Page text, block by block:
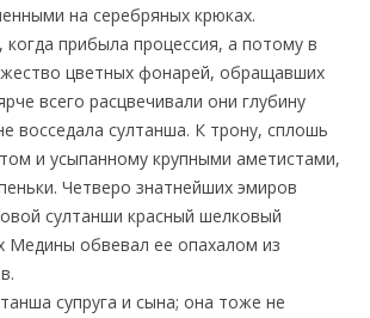
на серебряных крюках.
прибыла процессия, а потому в
цветных фонарей, обращавших
всего расцвечивали они глубину
восседала султанша. К трону, сплошь
и усыпанному крупными аметистами,
Четверо знатнейших эмиров
султанши красный шелковый
Медины обвевал ее опахалом из
супруга и сына; она тоже не